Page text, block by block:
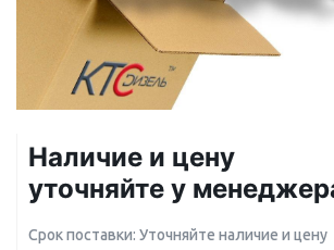
Наличие и цену
уточняйте у
Срок поставки: Уточняйте наличие и цену